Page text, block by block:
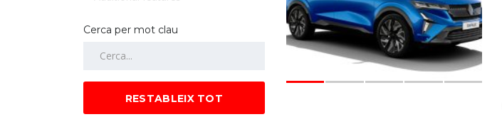
Cerca per mot clau
RESTABLEIX TOT